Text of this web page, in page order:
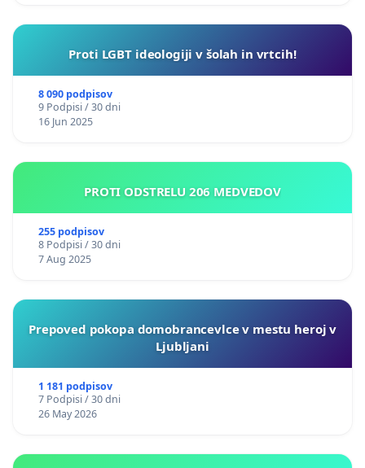
Proti LGBT ideologiji v šolah in vrtcih!
8 090 podpisov
9 Podpisi / 30 dni
16 Jun 2025
PROTI ODSTRELU 206 MEDVEDOV
255 podpisov
8 Podpisi / 30 dni
7 Aug 2025
Prepoved pokopa domobrancevlce v mestu heroj v
Ljubljani
1 181 podpisov
7 Podpisi / 30 dni
26 May 2026